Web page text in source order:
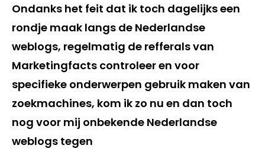
Ondanks het feit dat ik toch dagelijks een
rondje maak langs de Nederlandse
weblogs, regelmatig de refferals van
Marketingfacts controleer en voor
specifieke onderwerpen gebruik maken van
zoekmachines, kom ik zo nu en dan toch
nog voor mij onbekende Nederlandse
weblogs tegen